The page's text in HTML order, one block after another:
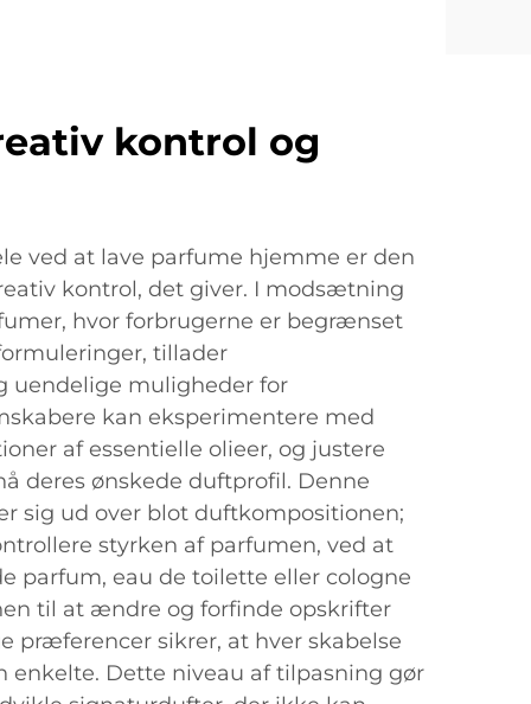
kontrol og
ved at lave parfume hjemme er den
kontrol, det giver. I modsætning
hvor forbrugerne er begrænset
tillader
uendelige muligheder for
kan eksperimentere med
af essentielle olieer, og justere
deres ønskede duftprofil. Denne
sig ud over blot duftkompositionen;
styrken af parfumen, ved at
parfum, eau de toilette eller cologne
til at ændre og forfinde opskrifter
præferencer sikrer, at hver skabelse
enkelte. Dette niveau af tilpasning gør